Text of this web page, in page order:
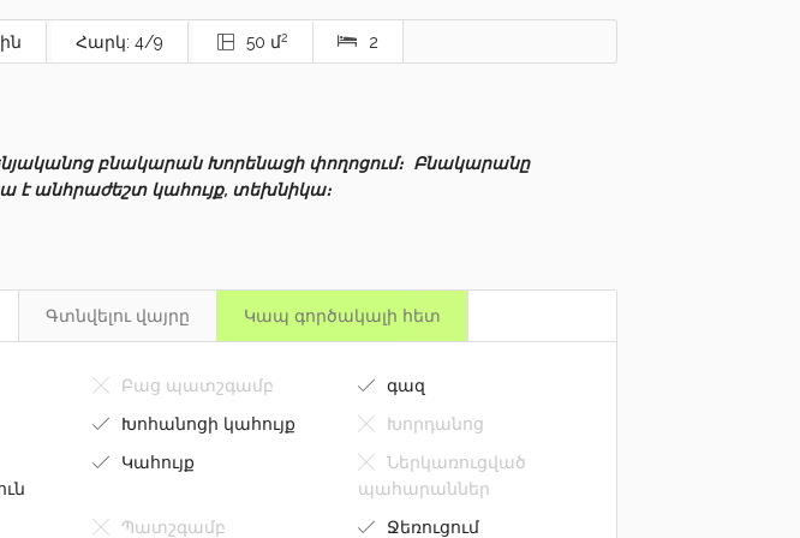
Հարկ: 4/9 50 մ2 2
բնակարան Խորենացի փողոցում։ Բնակարանը
է անհրաժեշտ կահույք, տեխնիկա։
Գտնվելու վայրը Կապ գործակալի հետ
Բաց պատշգամբ
գազ
Խոհանոցի կահույք
Խորդանոց
Կահույք
Ներկառուցված
պահարաններ
Պատշգամբ Ջեռուցում